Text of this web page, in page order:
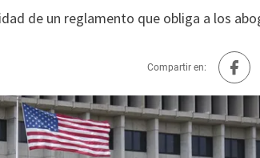
de un reglamento que obliga a los
Compartir en: